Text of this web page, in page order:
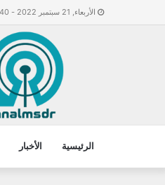
الأربعاء, 21 سبتمبر 2022 - 12:40 ص
الرئيسية الأخبار